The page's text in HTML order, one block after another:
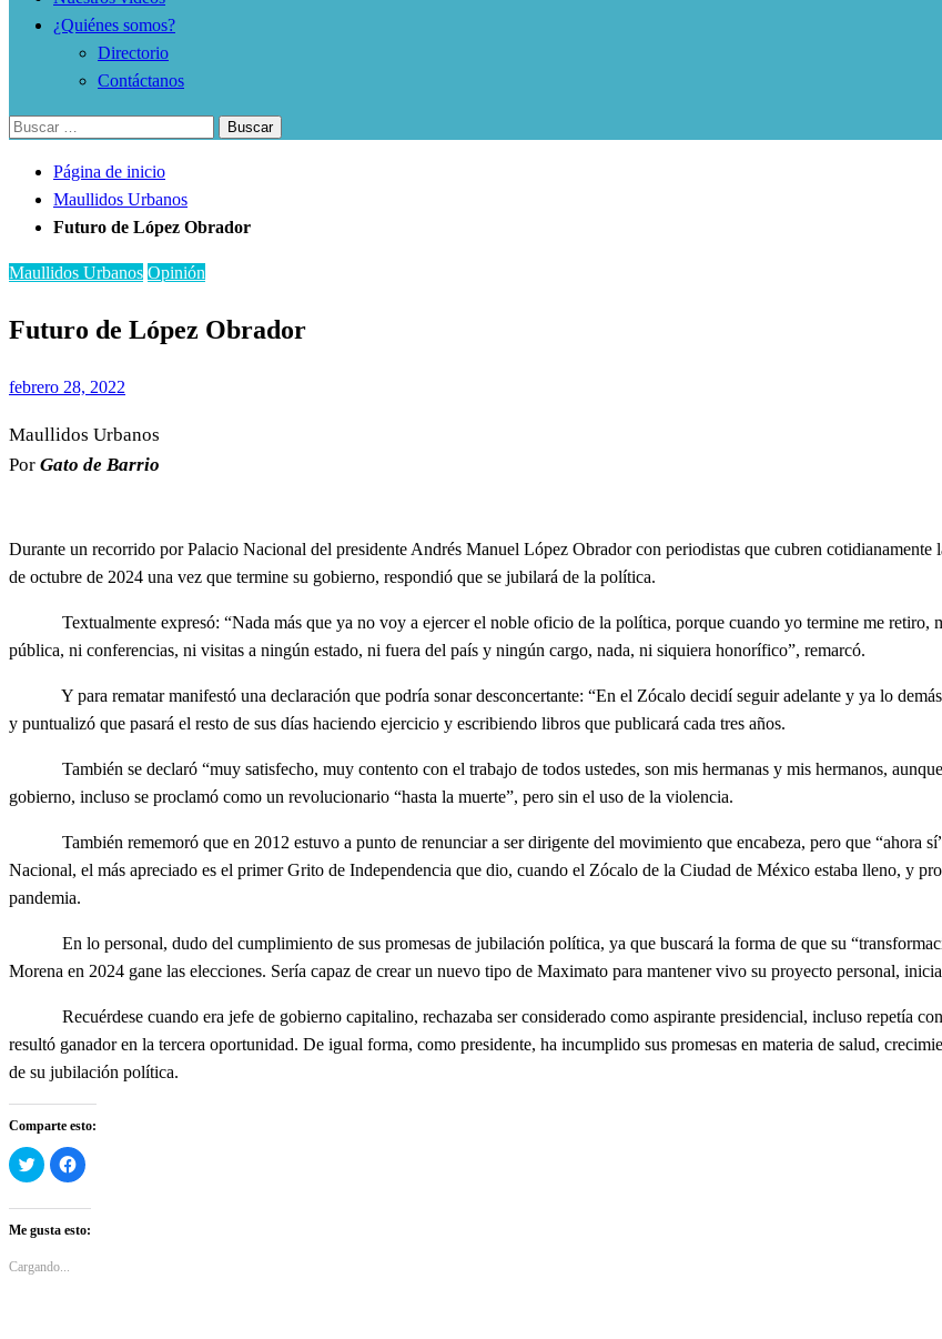
¿Quiénes somos?
Directorio
Contáctanos
Buscar:
Página de inicio
Maullidos Urbanos
Futuro de López Obrador
Maullidos Urbanos Opinión
Futuro de López Obrador
Publicado
febrero 28, 2022
Maullidos Urbanos
Por Gato de Barrio
Durante un recorrido por Palacio Nacional del presidente Andrés Manuel López Obrador con periodistas que cubren
de octubre de 2024 una vez que termine su gobierno, respondió que se jubilará de la política.
Textualmente expresó: “Nada más que ya no voy a ejercer el noble oficio de la política, porque cuando yo termine me retiro,
pública, ni conferencias, ni visitas a ningún estado, ni fuera del país y ningún cargo, nada, ni siquiera honorífico”, remarcó.
Y para rematar manifestó una declaración que podría sonar desconcertante: “‪En el Zócalo decidí seguir adelante y ya lo
y puntualizó que pasará el resto de sus días haciendo ejercicio y escribiendo libros que publicará cada tres años.
También se declaró “muy satisfecho, muy contento con el trabajo de todos ustedes, son mis hermanas y mis hermanos,
gobierno, incluso se proclamó como un revolucionario “hasta la muerte”, pero sin el uso de la violencia.
También rememoró que en 2012 estuvo a punto de renunciar a ser dirigente del movimiento que encabeza, pero que “ahora
Nacional, el más apreciado es el primer Grito de Independencia que dio, cuando el Zócalo de la Ciudad de México estaba lleno, y
pandemia.
En lo personal, dudo del cumplimiento de sus promesas de jubilación política, ya que buscará la forma de que su
Morena en 2024 gane las elecciones. Sería capaz de crear un nuevo tipo de Maximato para mantener vivo su proyecto personal,
Recuérdese cuando era jefe de gobierno capitalino, rechazaba ser considerado como aspirante presidencial, incluso repetía
resultó ganador en la tercera oportunidad. De igual forma, como presidente, ha incumplido sus promesas en materia de salud,
de su jubilación política.
Comparte esto:
Haz
clic
para
en
Twitter
(Se
en
Haz
clic
en
Facebook
(Se
Me gusta esto:
Cargando...